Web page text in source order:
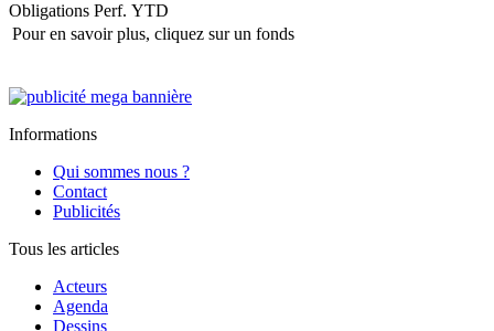
Obligations Perf. YTD
Pour en savoir plus, cliquez sur un fonds
Informations
Qui sommes nous ?
Contact
Publicités
Tous les articles
Acteurs
Agenda
Dessins